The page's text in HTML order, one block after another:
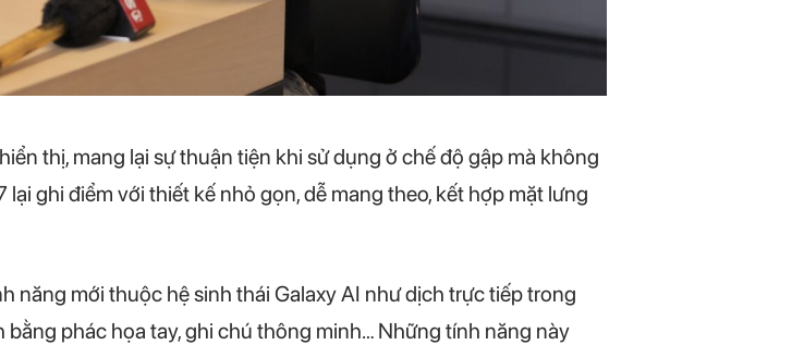
thị, mang lại sự thuận tiện khi sử dụng ở chế độ gập mà không
ghi điểm với thiết kế nhỏ gọn, dễ mang theo, kết hợp mặt lưng
năng mới thuộc hệ sinh thái Galaxy AI như dịch trực tiếp trong
phác họa tay, ghi chú thông minh… Những tính năng này